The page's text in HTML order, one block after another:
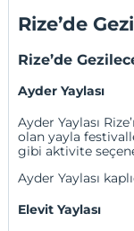
Rize’de
Rize’de
Ayder Yaylası
Ayder Yaylası
olan yayla
gibi aktivite
Ayder Yaylası
Elevit Yaylası